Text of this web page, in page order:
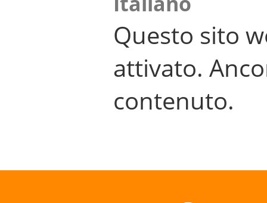
Questo sito
attivato.
contenuto.